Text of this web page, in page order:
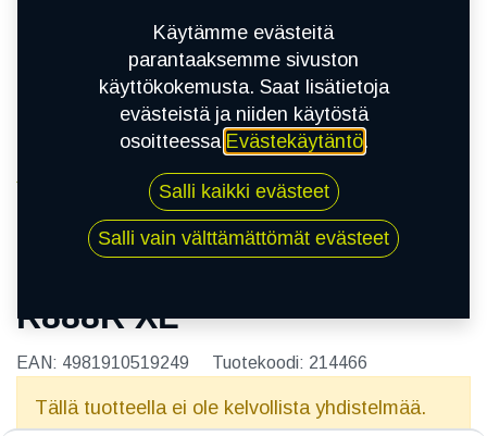
205/50R15 89W TOYO R888R XL
205/50R15 89W TOYO
R888R XL
EAN: 4981910519249 Tuotekoodi: 214466
Tällä tuotteella ei ole kelvollista yhdistelmää.
Käytämme evästeitä
parantaaksemme sivuston
käyttökokemusta. Saat lisätietoja
evästeistä ja niiden käytöstä
osoitteessa Evästekäytäntö.
Salli kaikki evästeet
Salli vain välttämättömät evästeet